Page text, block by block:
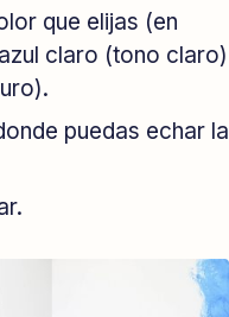
que elijas (en
claro (tono claro)
puedas echar la